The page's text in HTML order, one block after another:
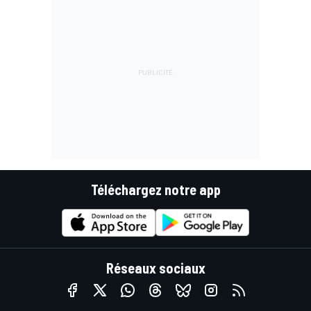
Téléchargez notre app
Réseaux sociaux